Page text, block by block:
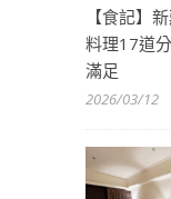
【食記】
料理17道
滿足
2026/03/12